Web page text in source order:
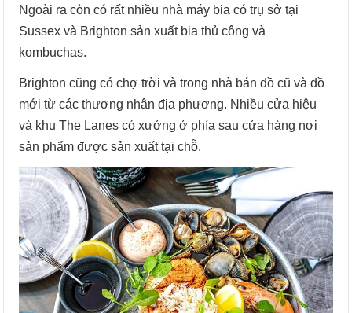
Ngoài ra còn có rất nhiều nhà máy bia có trụ sở tại
Sussex và Brighton sản xuất bia thủ công và
kombuchas.
Brighton cũng có chợ trời và trong nhà bán đồ cũ và đồ
mới từ các thương nhân địa phương. Nhiều cửa hiệu
và khu The Lanes có xưởng ở phía sau cửa hàng nơi
sản phẩm được sản xuất tại chỗ.